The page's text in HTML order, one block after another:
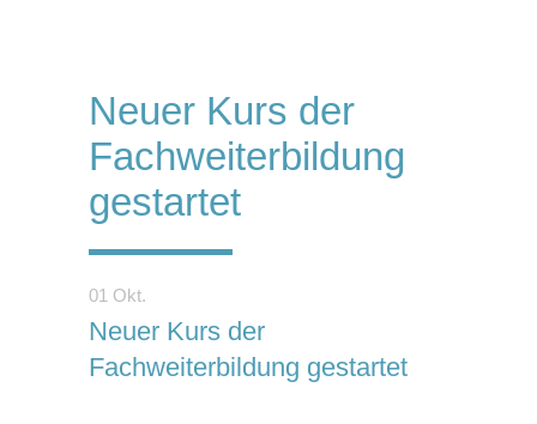
Neuer Kurs der
Fachweiterbildung
gestartet
01 Okt.
Neuer Kurs der
Fachweiterbildung gestartet